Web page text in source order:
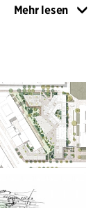
Bürotrakt
Wissen und
und einer
alternativer
wurde,
im
der Zeit.
Mehr lesen